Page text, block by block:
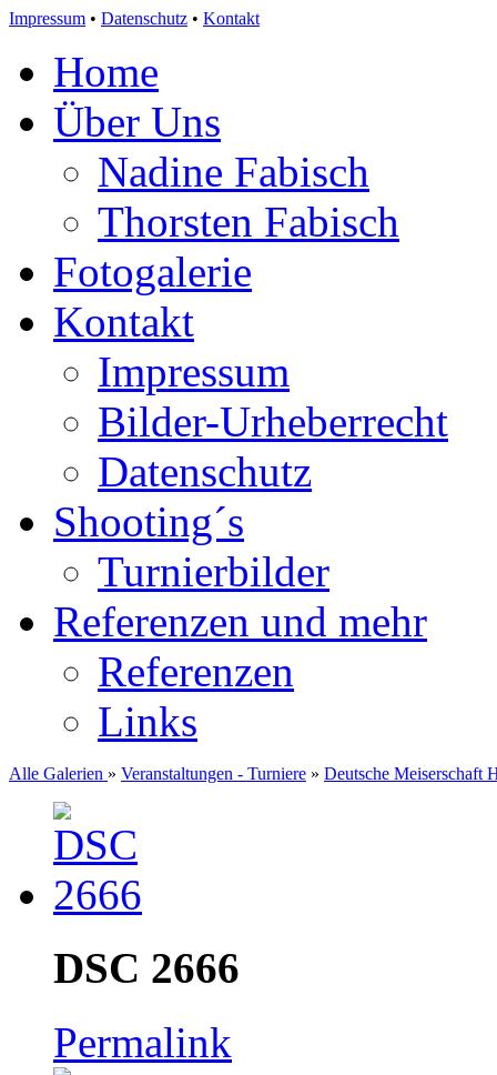
Impressum • Datenschutz • Kontakt
Home
Über Uns
Nadine Fabisch
Thorsten Fabisch
Fotogalerie
Kontakt
Impressum
Bilder-Urheberrecht
Datenschutz
Shooting´s
Turnierbilder
Referenzen und mehr
Referenzen
Links
Alle Galerien » Veranstaltungen - Turniere » Deutsche Meiserschaft
DSC 2666
Permalink